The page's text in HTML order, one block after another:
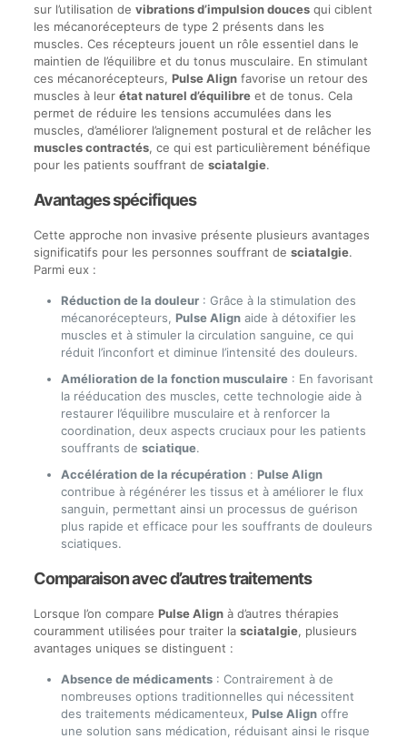
sur l’utilisation de vibrations d’impulsion doucesqui ciblent
les mécanorécepteurs de type 2 présents dans les
muscles. Ces récepteurs jouent un rôle essentiel dans le
maintien de l’équilibre et du tonus musculaire. En stimulant
ces mécanorécepteurs, Pulse Alignfavorise un retour des
muscles à leur état naturel d’équilibreet de tonus. Cela
permet de réduire les tensions accumulées dans les
muscles, d’améliorer l’alignement postural et de relâcher les
muscles contractés, ce qui est particulièrement bénéfique
pour les patients souffrant de sciatalgie.
Avantages spécifiques
Cette approche non invasive présente plusieurs avantages
significatifs pour les personnes souffrant de sciatalgie.
Parmi eux :
Réduction de la douleur: Grâce à la stimulation des
mécanorécepteurs, Pulse Alignaide à détoxifier les
muscles et à stimuler la circulation sanguine, ce qui
réduit l’inconfort et diminue l’intensité des douleurs.
Amélioration de la fonction musculaire: En favorisant
la rééducation des muscles, cette technologie aide à
restaurer l’équilibre musculaire et à renforcer la
coordination, deux aspects cruciaux pour les patients
souffrants de sciatique.
Accélération de la récupération: Pulse Align
contribue à régénérer les tissus et à améliorer le flux
sanguin, permettant ainsi un processus de guérison
plus rapide et efficace pour les souffrants de douleurs
sciatiques.
Comparaison avec d’autres traitements
Lorsque l’on compare Pulse Alignà d’autres thérapies
couramment utilisées pour traiter la sciatalgie, plusieurs
avantages uniques se distinguent :
Absence de médicaments: Contrairement à de
nombreuses options traditionnelles qui nécessitent
des traitements médicamenteux, Pulse Alignoffre
une solution sans médication, réduisant ainsi le risque